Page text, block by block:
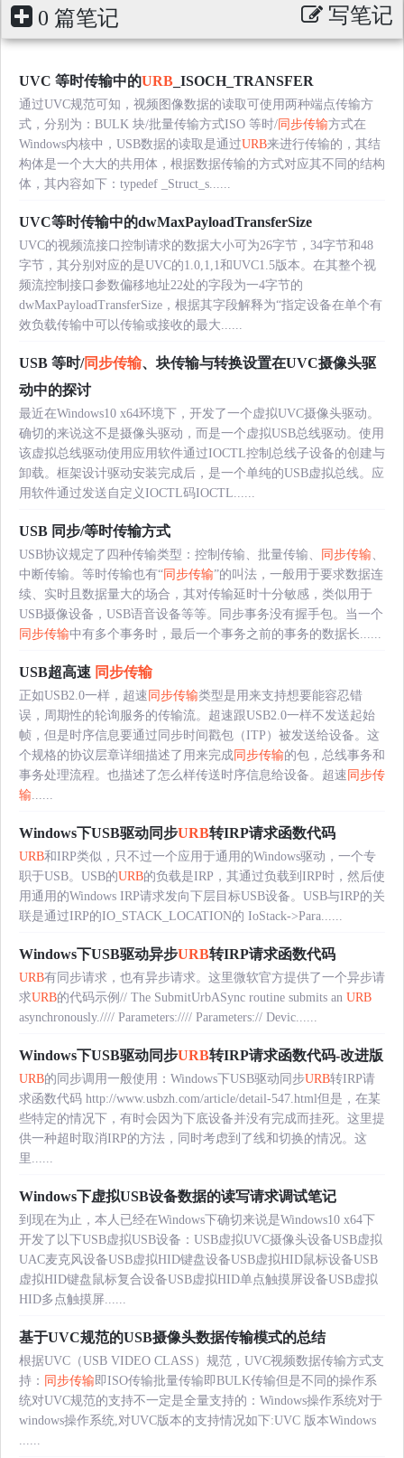
0 篇笔记 写笔记
UVC 等时传输中的URB _ISOCH_TRANSFER
通过UVC规范可知，视频图像数据的读取可使用两种端点传输方
式，分别为：BULK 块/批量传输方式ISO 等时/ 同步传输方式在
Windows内核中，USB数据的读取是通过URB来进行传输的，其结
构体是一个大大的共用体，根据数据传输的方式对应其不同的结构
体，其内容如下：typedef _Struct_s......
UVC等时传输中的dwMaxPayloadTransferSize
UVC的视频流接口控制请求的数据大小可为26字节，34字节和48
字节，其分别对应的是UVC的1.0,1,1和UVC1.5版本。在其整个视
频流控制接口参数偏移地址22处的字段为一4字节的
dwMaxPayloadTransferSize，根据其字段解释为“指定设备在单个有
效负载传输中可以传输或接收的最大......
USB 等时/同步传输、块传输与转换设置在UVC摄像头驱
动中的探讨
最近在Windows10 x64环境下，开发了一个虚拟UVC摄像头驱动。
确切的来说这不是摄像头驱动，而是一个虚拟USB总线驱动。使用
该虚拟总线驱动使用应用软件通过IOCTL控制总线子设备的创建与
卸载。框架设计驱动安装完成后，是一个单纯的USB虚拟总线。应
用软件通过发送自定义IOCTL码IOCTL......
USB 同步/等时传输方式
USB协议规定了四种传输类型：控制传输、批量传输、 同步传输、
中断传输。等时传输也有“ 同步传输”的叫法，一般用于要求数据连
续、实时且数据量大的场合，其对传输延时十分敏感，类似用于
USB摄像设备，USB语音设备等等。同步事务没有握手包。当一个
同步传输中有多个事务时，最后一个事务之前的事务的数据长......
USB超高速 同步传输
正如USB2.0一样，超速 同步传输类型是用来支持想要能容忍错
误，周期性的轮询服务的传输流。超速跟USB2.0一样不发送起始
帧，但是时序信息要通过同步时间戳包（ITP）被发送给设备。这
个规格的协议层章详细描述了用来完成 同步传输的包，总线事务和
事务处理流程。也描述了怎么样传送时序信息给设备。超速 同步传
输......
Windows下USB驱动同步URB转IRP请求函数代码
URB和IRP类似，只不过一个应用于通用的Windows驱动，一个专
职于USB。USB的URB的负载是IRP，其通过负载到IRP时，然后使
用通用的Windows IRP请求发向下层目标USB设备。USB与IRP的关
联是通过IRP的IO_STACK_LOCATION的 IoStack->Para......
Windows下USB驱动异步URB转IRP请求函数代码
URB有同步请求，也有异步请求。这里微软官方提供了一个异步请
求URB的代码示例// The SubmitUrbASync routine submits an URB
asynchronously.//// Parameters://// Parameters:// Devic......
Windows下USB驱动同步URB转IRP请求函数代码-改进版
URB的同步调用一般使用：Windows下USB驱动同步URB转IRP请
求函数代码 http://www.usbzh.com/article/detail-547.html但是，在某
些特定的情况下，有时会因为下底设备并没有完成而挂死。这里提
供一种超时取消IRP的方法，同时考虑到了线和切换的情况。这
里......
Windows下虚拟USB设备数据的读写请求调试笔记
到现在为止，本人已经在Windows下确切来说是Windows10 x64下
开发了以下USB虚拟USB设备：USB虚拟UVC摄像头设备USB虚拟
UAC麦克风设备USB虚拟HID键盘设备USB虚拟HID鼠标设备USB
虚拟HID键盘鼠标复合设备USB虚拟HID单点触摸屏设备USB虚拟
HID多点触摸屏......
基于UVC规范的USB摄像头数据传输模式的总结
根据UVC（USB VIDEO CLASS）规范，UVC视频数据传输方式支
持： 同步传输即ISO传输批量传输即BULK传输但是不同的操作系
统对UVC规范的支持不一定是全量支持的：Windows操作系统对于
windows操作系统,对UVC版本的支持情况如下:UVC 版本Windows
......